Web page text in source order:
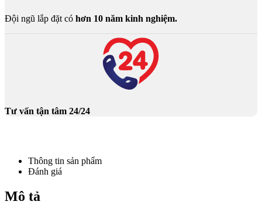
Đội ngũ lắp đặt có hơn 10 năm kinh nghiệm.
Tư vấn tận tâm 24/24
Thông tin sản phẩm
Đánh giá
Mô tả